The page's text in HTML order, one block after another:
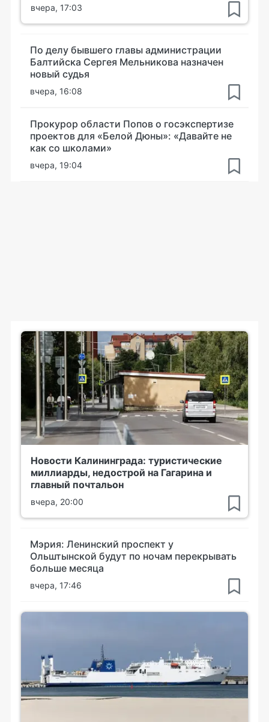
вчера, 17:03
По делу бывшего главы администрации
Балтийска Сергея Мельникова назначен
новый судья
вчера, 16:08
Прокурор области Попов о госэкспертизе
проектов для «Белой Дюны»: «Давайте не
как со школами»
вчера, 19:04
Новости Калининграда: туристические
миллиарды, недострой на Гагарина и
главный почтальон
вчера, 20:00
Мэрия: Ленинский проспект у
Ольштынской будут по ночам перекрывать
больше месяца
вчера, 17:46